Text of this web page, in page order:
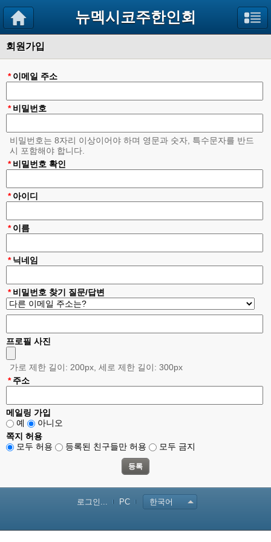
뉴멕시코주한인회
회원가입
이메일 주소
*
비밀번호
*
비밀번호는 8자리 이상이어야 하며 영문과 숫자, 특수문자를 반드
시 포함해야 합니다.
비밀번호 확인
*
* 아이디
* 이름
* 닉네임
* 비밀번호 찾기 질문/답변
프로필 사진
가로 제한 길이: 200px, 세로 제한 길이: 300px
* 주소
메일링 가입
예
아니오
쪽지 허용
모두 허용
등록된 친구들만 허용 모두 금지
로그인... PC 한국어